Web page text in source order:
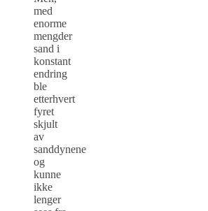
med
enorme
mengder
sand i
konstant
endring
ble
etterhvert
fyret
skjult
av
sanddynene
og
kunne
ikke
lenger